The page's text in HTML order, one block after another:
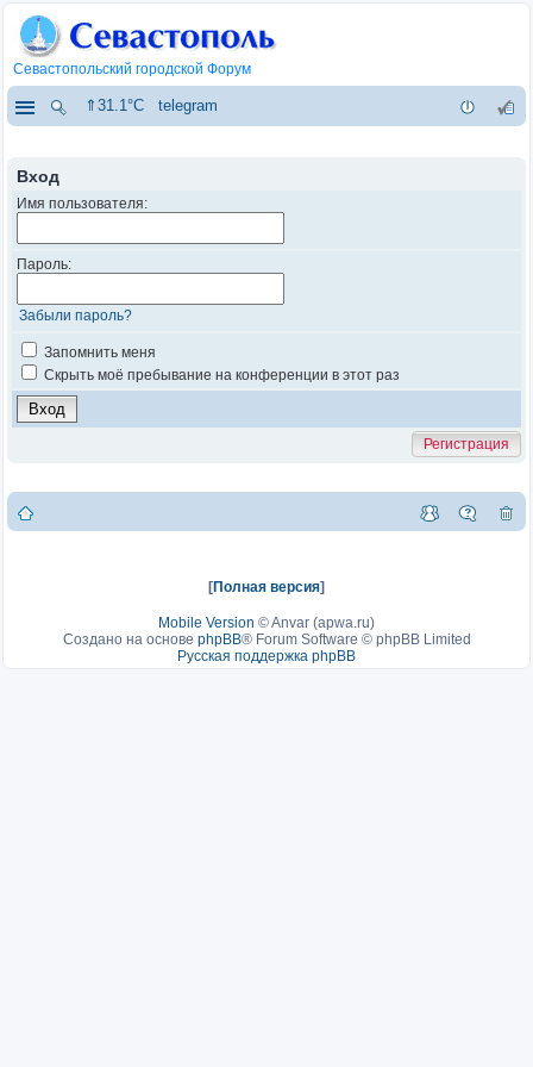
Севастопольский городской Форум
⇑31.1°C telegram
Вход
Имя пользователя:
Пароль:
Забыли пароль?
Запомнить меня
Скрыть моё пребывание на конференции в этот раз
Регистрация
[Полная версия]
Mobile Version ©Anvar (apwa.ru)
Создано на основе phpBB® Forum Software © phpBB Limited
Русская поддержка phpBB